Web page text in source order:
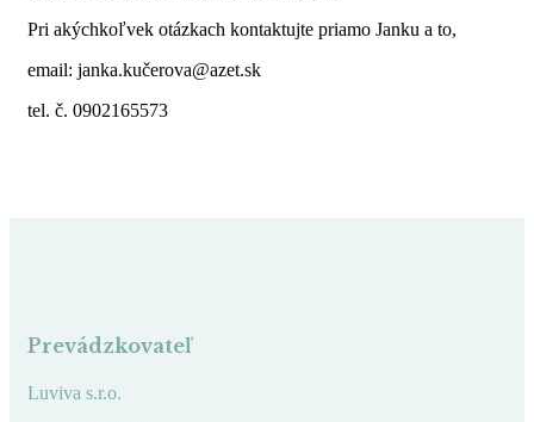
Pri akýchkoľvek otázkach kontaktujte priamo Janku a to,
email: janka.kučerova@azet.sk
tel. č. 0902165573
Prevádzkovateľ
Luviva s.r.o.